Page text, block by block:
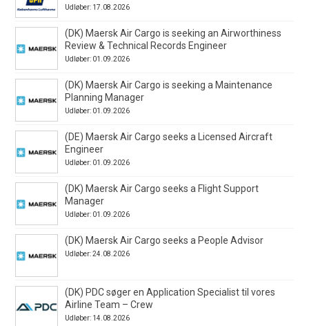
Udløber: 17.08.2026
(DK) Maersk Air Cargo is seeking an Airworthiness
Review & Technical Records Engineer
Udløber: 01.09.2026
(DK) Maersk Air Cargo is seeking a Maintenance
Planning Manager
Udløber: 01.09.2026
(DE) Maersk Air Cargo seeks a Licensed Aircraft
Engineer
Udløber: 01.09.2026
(DK) Maersk Air Cargo seeks a Flight Support
Manager
Udløber: 01.09.2026
(DK) Maersk Air Cargo seeks a People Advisor
Udløber: 24.08.2026
(DK) PDC søger en Application Specialist til vores
Airline Team – Crew
Udløber: 14.08.2026